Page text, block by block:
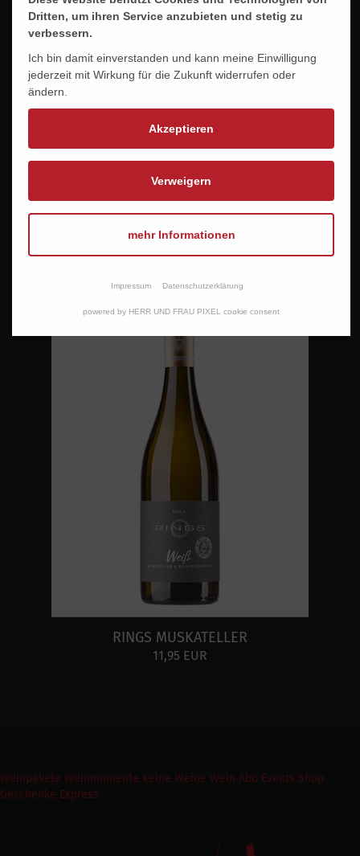
KREBS ROT
9,95 EUR
RINGS MUSKATELLER
11,95 EUR
Weinpakete Weinmomente Keine Weine Wein Abo Events Shop
Geschenke Express
Dritten, um ihren Service anzubieten und stetig zu
verbessern.
Ich bin damit einverstanden und kann meine Einwilligung
jederzeit mit Wirkung für die Zukunft widerrufen oder
ändern.
Akzeptieren
Verweigern
mehr Informationen
Impressum Datenschutzerklärung
powered by HERR UND FRAU PIXEL cookie consent